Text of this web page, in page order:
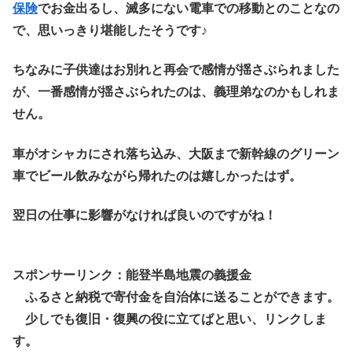
保険でお金出るし、滅多にない電車での移動とのことなの
で、思いっきり堪能したそうです♪
ちなみに子供達はお別れと再会で感情が揺さぶられました
が、一番感情が揺さぶられたのは、義理弟なのかもしれま
せん。
車がオシャカにされ落ち込み、大阪まで新幹線のグリーン
車でビール飲みながら帰れたのは嬉しかったはず。
翌日の仕事に影響がなければ良いのですがね！
スポンサーリンク：能登半島地震の義援金
ふるさと納税で寄付金を自治体に送ることができます。
少しでも復旧・復興の役に立てばと思い、リンクしま
す。